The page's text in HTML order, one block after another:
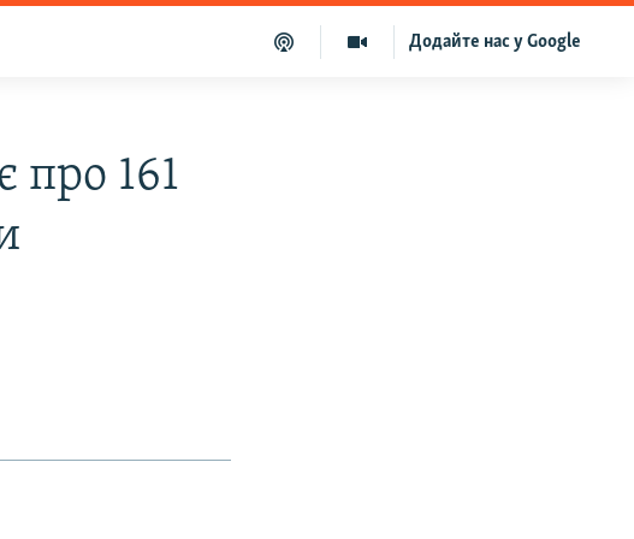
Додайте нас у Google
про 161